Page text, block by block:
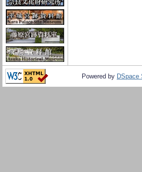
Powered by DSpace